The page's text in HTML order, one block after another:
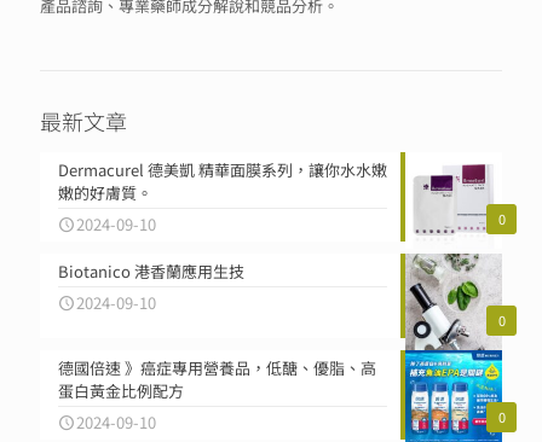
產品諮詢、專業藥師成分解說和競品分析。
最新文章
0
Dermacurel 德美凱 精華面膜系列，讓你水水嫩
嫩的好膚質。
2024-09-10
0
Biotanico 港香蘭應用生技
2024-09-10
0
德國倍速 》癌症專用營養品，低醣、優脂、高
蛋白黃金比例配方
2024-09-10